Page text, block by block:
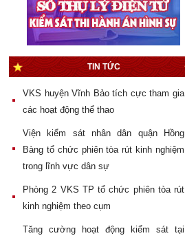
TIN TỨC
Mâu thuẫn nhỏ, hậu quả lớn
Đại hội Chi đoàn Liên cơ quan Viện
quận Dương Kinh lần
VKS huyện Vĩnh Bảo tích cực tham gia
các hoạt động thể thao
Viện kiểm sát nhân dân quận Hồng
Bàng tổ chức phiên tòa rút kinh nghiệm
trong lĩnh vực dân sự
Phòng 2 VKS TP tổ chức phiên tòa rút
kinh nghiệm theo cụm
Tăng cường hoạt động kiểm sát tại